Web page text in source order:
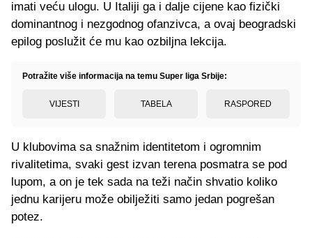
imati veću ulogu. U Italiji ga i dalje cijene kao fizički
dominantnog i nezgodnog ofanzivca, a ovaj beogradski
epilog poslužit će mu kao ozbiljna lekcija.
Potražite više informacija na temu Super liga Srbije:
VIJESTI TABELA RASPORED
U klubovima sa snažnim identitetom i ogromnim
rivalitetima, svaki gest izvan terena posmatra se pod
lupom, a on je tek sada na teži način shvatio koliko
jednu karijeru može obilježiti samo jedan pogrešan
potez.